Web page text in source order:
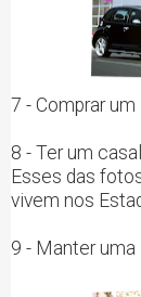
7 - Comprar um
8 - Ter um
Esses das
vivem nos
9 - Manter